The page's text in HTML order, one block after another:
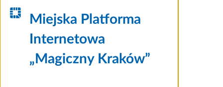
Miejska Platforma
Internetowa
„Magiczny Kraków”